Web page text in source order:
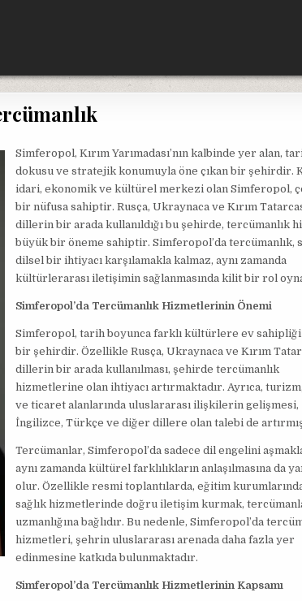
Simferopol, Kırım Yarımadası’nın kalbinde yer alan,
dokusu ve stratejik konumuyla öne çıkan bir şehirdir.
idari, ekonomik ve kültürel merkezi olan Simferopol,
bir nüfusa sahiptir. Rusça, Ukraynaca ve Kırım
dillerin bir arada kullanıldığı bu şehirde, tercümanlık
büyük bir öneme sahiptir. Simferopol’da tercümanlık,
dilsel bir ihtiyacı karşılamakla kalmaz, aynı zamanda
kültürlerarası iletişimin sağlanmasında kilit bir rol
Simferopol’da Tercümanlık Hizmetlerinin Önemi
Simferopol, tarih boyunca farklı kültürlere ev sahipliği
bir şehirdir. Özellikle Rusça, Ukraynaca ve Kırım
dillerin bir arada kullanılması, şehirde tercümanlık
hizmetlerine olan ihtiyacı artırmaktadır. Ayrıca,
ve ticaret alanlarında uluslararası ilişkilerin gelişmesi,
İngilizce, Türkçe ve diğer dillere olan talebi de
Tercümanlar, Simferopol’da sadece dil engelini
aynı zamanda kültürel farklılıkların anlaşılmasına da
olur. Özellikle resmi toplantılarda, eğitim
sağlık hizmetlerinde doğru iletişim kurmak,
uzmanlığına bağlıdır. Bu nedenle, Simferopol’da
hizmetleri, şehrin uluslararası arenada daha fazla yer
edinmesine katkıda bulunmaktadır.
Simferopol’da Tercümanlık Hizmetlerinin Kapsamı